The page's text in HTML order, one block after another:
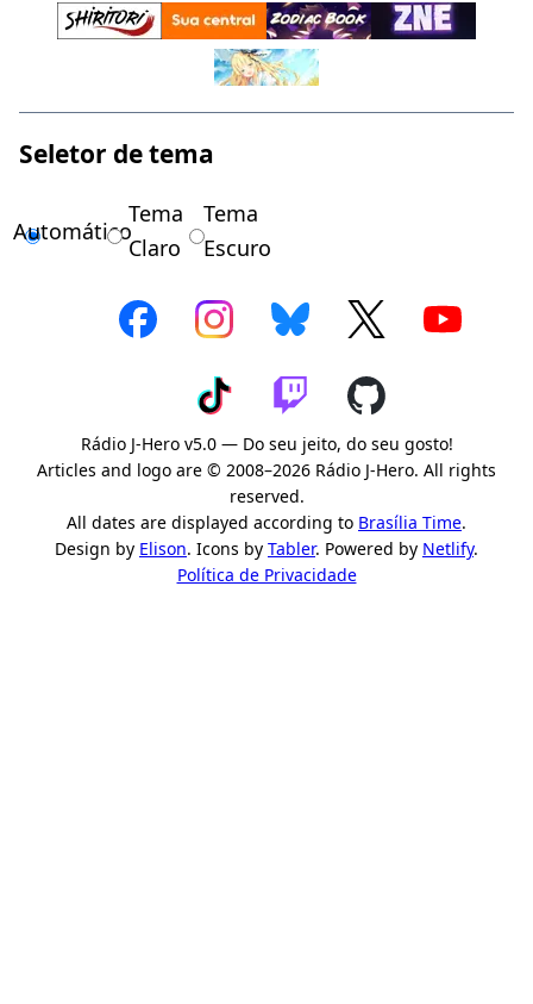
Seletor de tema
Automático
Tema
Claro
Tema
Escuro
Rádio J-Hero v5.0 — Do seu jeito, do seu gosto!
Articles and logo are © 2008–2026 Rádio J-Hero. All rights
reserved.
All dates are displayed according to Brasília Time.
Design by Elison. Icons by Tabler. Powered by Netlify.
Política de Privacidade